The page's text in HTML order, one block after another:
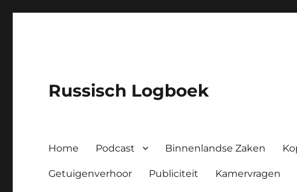
Russisch Logboek
Home Podcast Binnenlandse Zaken
Getuigenverhoor Publiciteit Kamervragen